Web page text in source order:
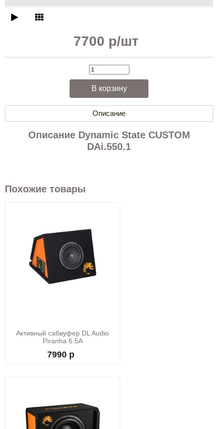
7700 р/шт
Описание
Описание Dynamic State CUSTOM
DAi.550.1
Похожие товары
Активный сабвуфер DL Audio
Piranha 6.5A
7990 р